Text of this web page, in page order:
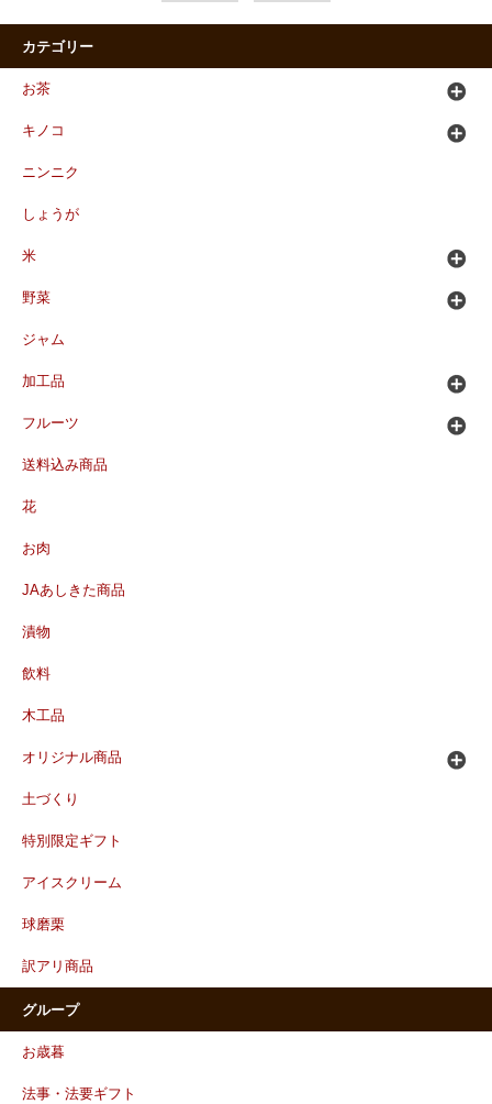
カテゴリー
お茶
キノコ
ニンニク
しょうが
米
野菜
ジャム
加工品
フルーツ
送料込み商品
花
お肉
JAあしきた商品
漬物
飲料
木工品
オリジナル商品
土づくり
特別限定ギフト
アイスクリーム
球磨栗
訳アリ商品
グループ
お歳暮
法事・法要ギフト